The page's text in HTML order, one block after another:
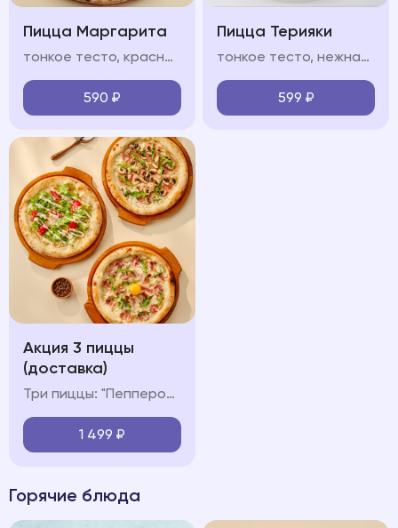
Пицца Маргарита
тонкое тесто, красный/белый соус, моцарелла, руккола, пармезан
590 ₽
Пицца Терияки
тонкое тесто, нежная курица в сладковатом соусе терияки, моцарелла, сливочный белый соус, кунжут
599 ₽
Акция 3 пиццы
(доставка)
Три пиццы: "Пепперони", "Карбонара" и "Ветчина-Грибы"
1 499 ₽
Горячие блюда